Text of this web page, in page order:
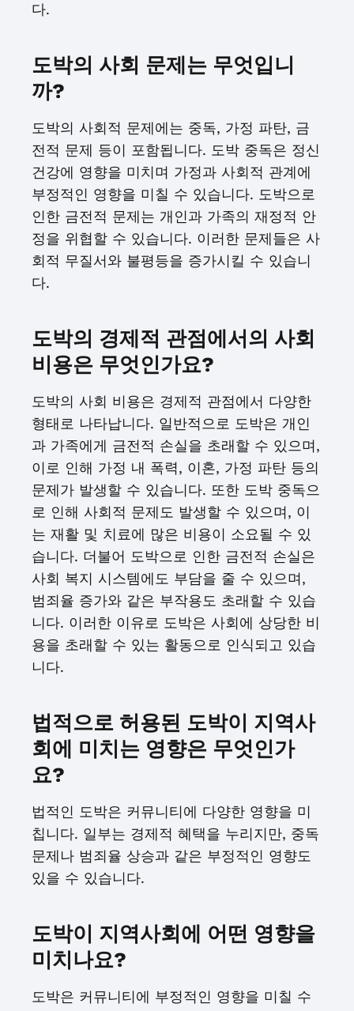
다.
도박의 사회 문제는 무엇입니
까?
도박의 사회적 문제에는 중독, 가정 파탄, 금
전적 문제 등이 포함됩니다. 도박 중독은 정신
건강에 영향을 미치며 가정과 사회적 관계에
부정적인 영향을 미칠 수 있습니다. 도박으로
인한 금전적 문제는 개인과 가족의 재정적 안
정을 위협할 수 있습니다. 이러한 문제들은 사
회적 무질서와 불평등을 증가시킬 수 있습니
다.
도박의 경제적 관점에서의 사회
비용은 무엇인가요?
도박의 사회 비용은 경제적 관점에서 다양한
형태로 나타납니다. 일반적으로 도박은 개인
과 가족에게 금전적 손실을 초래할 수 있으며,
이로 인해 가정 내 폭력, 이혼, 가정 파탄 등의
문제가 발생할 수 있습니다. 또한 도박 중독으
로 인해 사회적 문제도 발생할 수 있으며, 이
는 재활 및 치료에 많은 비용이 소요될 수 있
습니다. 더불어 도박으로 인한 금전적 손실은
사회 복지 시스템에도 부담을 줄 수 있으며,
범죄율 증가와 같은 부작용도 초래할 수 있습
니다. 이러한 이유로 도박은 사회에 상당한 비
용을 초래할 수 있는 활동으로 인식되고 있습
니다.
법적으로 허용된 도박이 지역사
회에 미치는 영향은 무엇인가
요?
법적인 도박은 커뮤니티에 다양한 영향을 미
칩니다. 일부는 경제적 혜택을 누리지만, 중독
문제나 범죄율 상승과 같은 부정적인 영향도
있을 수 있습니다.
도박이 지역사회에 어떤 영향을
미치나요?
도박은 커뮤니티에 부정적인 영향을 미칠 수